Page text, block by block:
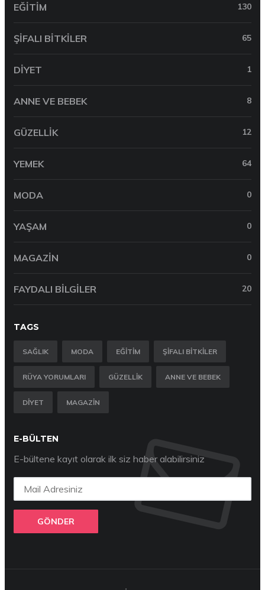
EĞITIM 130
ŞIFALI BITKILER 65
DIYET 1
ANNE VE BEBEK 8
GÜZELLIK 12
YEMEK 64
MODA 0
YAŞAM 0
MAGAZIN 0
FAYDALI BILGILER 20
TAGS
SAĞLIK MODA EĞITIM ŞIFALI BITKILER
RÜYA YORUMLARI GÜZELLIK ANNE VE BEBEK
DIYET MAGAZIN
E-BÜLTEN
E-bültene kayıt olarak ilk siz haber alabilirsiniz
GÖNDER